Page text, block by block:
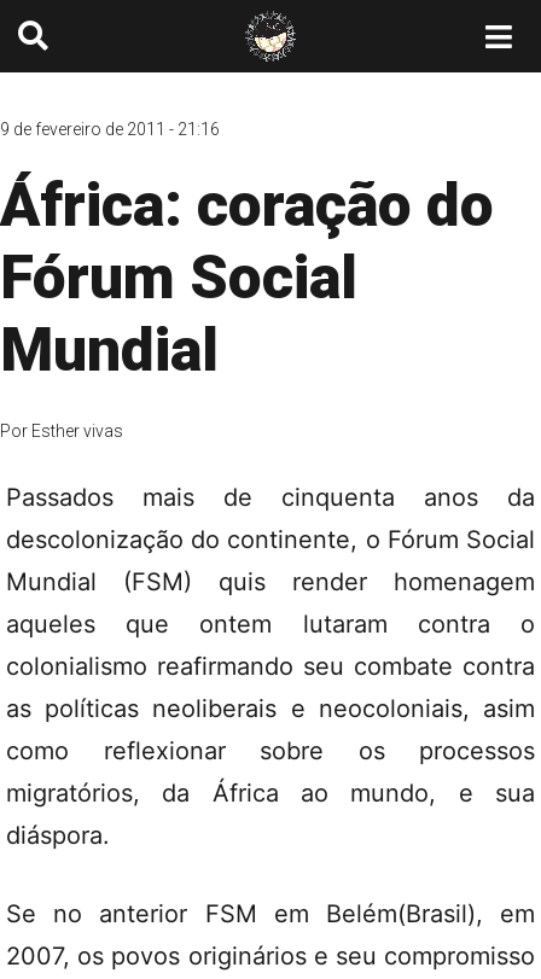
9 de fevereiro de 2011 - 21:16
África: coração do
Fórum Social
Mundial
Por Esther vivas
Passados mais de cinquenta anos da
descolonização do continente, o Fórum Social
Mundial (FSM) quis render homenagem
aqueles que ontem lutaram contra o
colonialismo reafirmando seu combate contra
as políticas neoliberais e neocoloniais, asim
como reflexionar sobre os processos
migratórios, da África ao mundo, e sua
diáspora.
Se no anterior FSM em Belém(Brasil), em
2007, os povos originários e seu compromisso